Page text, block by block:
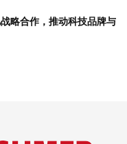
略合作，推动科技品牌与